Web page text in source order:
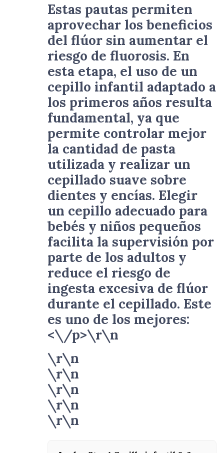
Estas pautas permiten
aprovechar los beneficios
del flúor sin aumentar el
riesgo de fluorosis. En
esta etapa, el uso de un
cepillo infantil adaptado a
los primeros años resulta
fundamental, ya que
permite controlar mejor
la cantidad de pasta
utilizada y realizar un
cepillado suave sobre
dientes y encías. Elegir
un cepillo adecuado para
bebés y niños pequeños
facilita la supervisión por
parte de los adultos y
reduce el riesgo de
ingesta excesiva de flúor
durante el cepillado. Este
es uno de los mejores:
<\/p>\r\n
\r\n
\r\n
\r\n
\r\n
\r\n